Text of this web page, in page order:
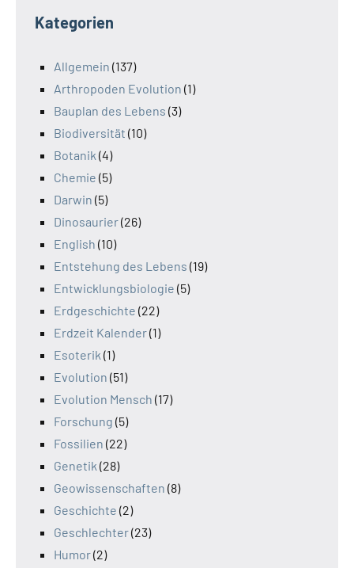
Kategorien
Allgemein (137)
Arthropoden Evolution (1)
Bauplan des Lebens (3)
Biodiversität (10)
Botanik (4)
Chemie (5)
Darwin (5)
Dinosaurier(26)
English (10)
Entstehung des Lebens (19)
Entwicklungsbiologie (5)
Erdgeschichte (22)
Erdzeit Kalender(1)
Esoterik (1)
Evolution (51)
Evolution Mensch (17)
Forschung (5)
Fossilien (22)
Genetik (28)
Geowissenschaften (8)
Geschichte (2)
Geschlechter(23)
Humor(2)